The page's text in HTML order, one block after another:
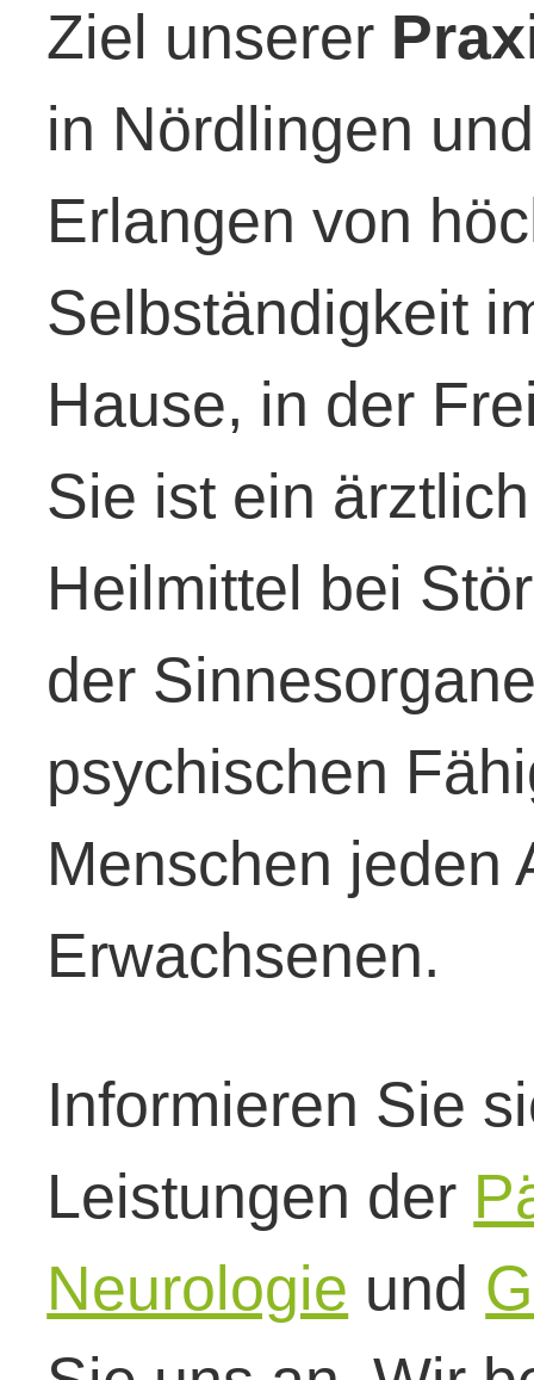
Ziel unserer
in Nördlingen
Erlangen von
Selbständigkeit
Hause, in der
Sie ist ein
Heilmittel bei
der
psychischen
Menschen jeden
Erwachsenen.
Informieren Sie
Leistungen der
Neurologie und